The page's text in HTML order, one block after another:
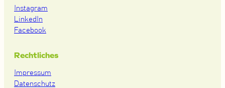
Instagram
LinkedIn
Facebook
Rechtliches
Impressum
Datenschutz